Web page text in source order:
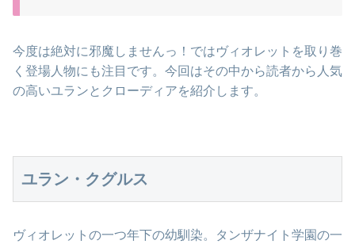
今度は絶対に邪魔しませんっ！ではヴィオレットを取り巻
く登場人物にも注目です。今回はその中から読者から人気
の高いユランとクローディアを紹介します。
ユラン・クグルス
ヴィオレットの一つ年下の幼馴染。タンザナイト学園の一